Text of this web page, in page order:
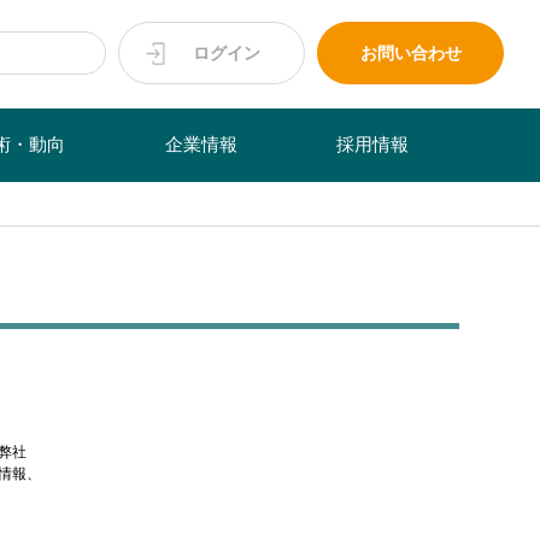
ログイン お問い合わせ
・動向 企業情報 採用情報
社
報、